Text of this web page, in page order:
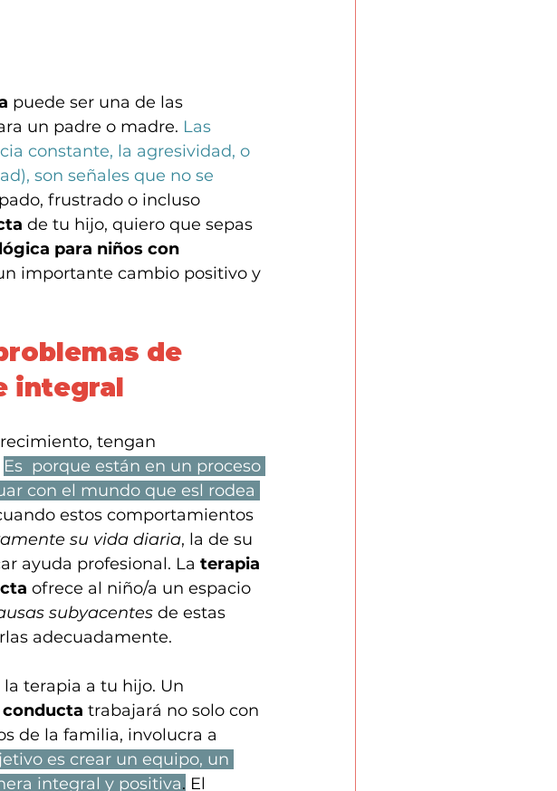
puede ser una de las
un padre o madre. Las
constante, la agresividad, o
son señales que no se
frustrado o incluso
de tu hijo, quiero que sepas
para niños con
importante cambio positivo y
de
integral
tengan
Es  porque están en un proceso
con el mundo que esl rodea
estos comportamientos
su vida diaria, la de su
ayuda profesional. La terapia
ofrece al niño/a un espacio
subyacentes de estas
adecuadamente.
terapia a tu hijo. Un
trabajará no solo con
de la familia, involucra a
es crear un equipo, un
integral y positiva. El